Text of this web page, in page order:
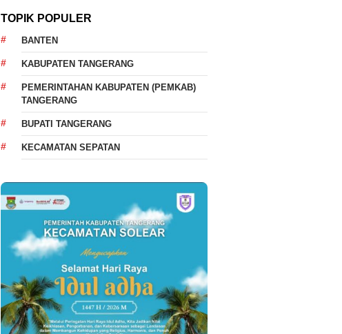
TOPIK POPULER
BANTEN
KABUPATEN TANGERANG
PEMERINTAHAN KABUPATEN (PEMKAB)
TANGERANG
BUPATI TANGERANG
KECAMATAN SEPATAN